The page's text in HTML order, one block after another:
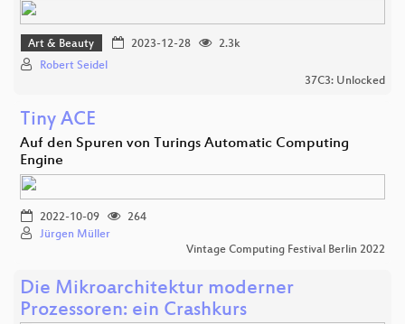
Art & Beauty 2023-12-28
2.3k
Robert Seidel
37C3: Unlocked
Tiny ACE
Auf den Spuren von Turings Automatic Computing
Engine
2022-10-09
264
Jürgen Müller
Vintage Computing Festival Berlin 2022
Die Mikroarchitektur moderner
Prozessoren: ein Crashkurs